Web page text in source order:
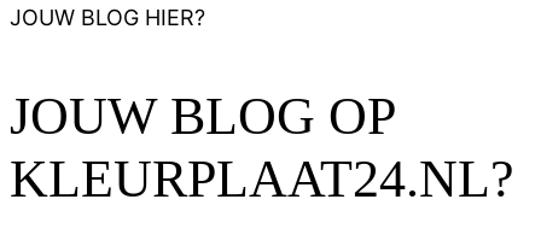
JOUW BLOG HIER?
JOUW BLOG OP
KLEURPLAAT24.NL?